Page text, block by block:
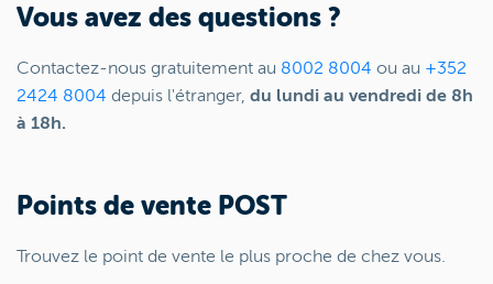
Vous avez des questions ?
Contactez-nous gratuitement au 8002 8004 ou au +352
2424 8004 depuis l'étranger, du lundi au vendredi de 8h
à 18h.
Points de vente POST
Trouvez le point de vente le plus proche de chez vous.